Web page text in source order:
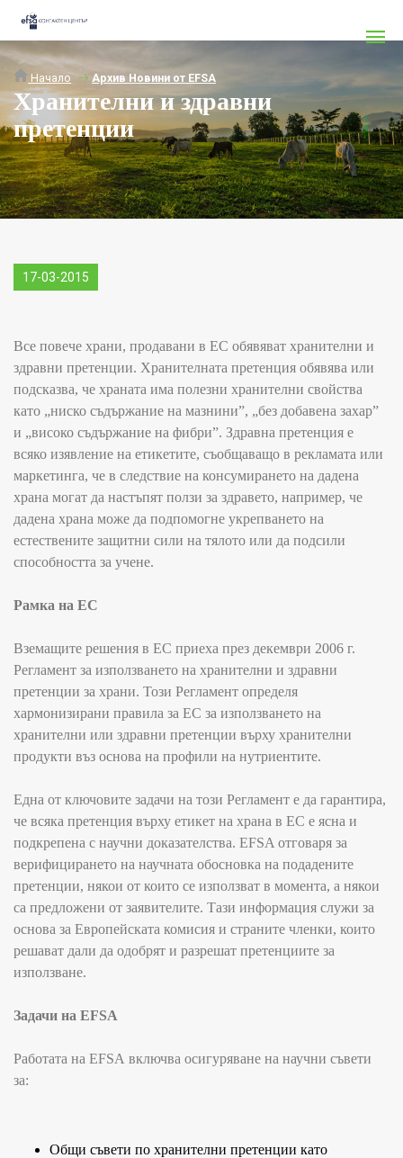
Начало Архив Новини от EFSA
Хранителни и здравни
претенции
17-03-2015
Все повече храни, продавани в ЕС обявяват хранителни и
здравни претенции. Хранителната претенция обявява или
подсказва, че храната има полезни хранителни свойства
като „ниско съдържание на мазнини”, „без добавена захар”
и „високо съдържание на фибри”. Здравна претенция е
всяко изявление на етикетите, съобщаващо в рекламата или
маркетинга, че в следствие на консумирането на дадена
храна могат да настъпят ползи за здравето, например, че
дадена храна може да подпомогне укрепването на
естествените защитни сили на тялото или да подсили
способността за учене.
Рамка на ЕС
Вземащите решения в ЕС приеха през декември 2006 г.
Регламент за използването на хранителни и здравни
претенции за храни. Този Регламент определя
хармонизирани правила за ЕС за използването на
хранителни или здравни претенции върху хранителни
продукти въз основа на профили на нутриентите.
Една от ключовите задачи на този Регламент е да гарантира,
че всяка претенция върху етикет на храна в ЕС е ясна и
подкрепена с научни доказателства. EFSA отговаря за
верифицирането на научната обосновка на подадените
претенции, някои от които се използват в момента, а някои
са предложени от заявителите. Тази информация служи за
основа за Европейската комисия и страните членки, които
решават дали да одобрят и разрешат претенциите за
използване.
Задачи на EFSA
Работата на EFSA включва осигуряване на научни съвети
за:
Общи съвети по хранителни претенции като